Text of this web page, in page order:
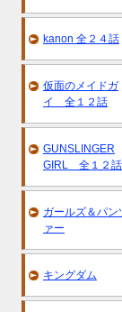
kanon 全２４話
仮面のメイドガ
イ 全１２話
GUNSLINGER
GIRL 全１２話
ガールズ＆パン
ァー
キングダム